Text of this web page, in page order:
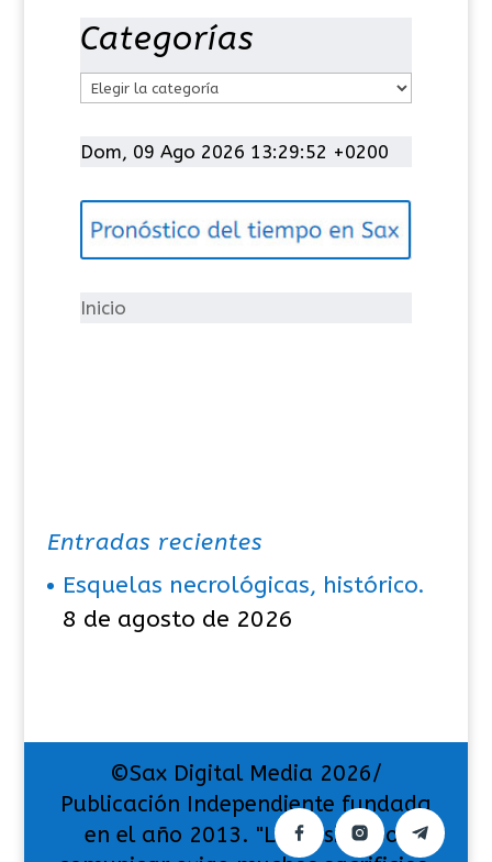
Categorías
t
g
í
Dom, 09 Ago 2026 13:29:52 +0200
Inicio
Entradas recientes
Esquelas necrológicas, histórico.
8 de agosto de 2026
©Sax Digital Media 2026/
Publicación Independiente fundada
en el año 2013. "La pasión por